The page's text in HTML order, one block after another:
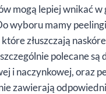
mogą lepiej wnikać w
wyboru mamy
złuszczają
polecane są
i naczynkowej, oraz
zawierają